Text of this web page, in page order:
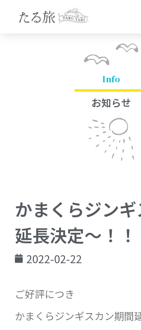
Info
お知らせ
かまくらジン
延長決定～！！
2022-02-22
ご好評につき
かまくらジンギスカン期間